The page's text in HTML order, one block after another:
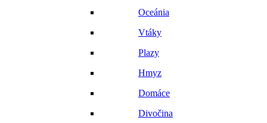
Oceánia
Vtáky
Plazy
Hmyz
Domáce
Divočina